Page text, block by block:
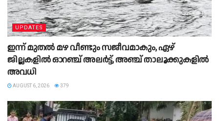
UPDATES
ഇന്ന് മുതൽ മഴ വീണ്ടും സജീവമാകും, ഏഴ്
ജില്ലകളിൽ ഓറഞ്ച് അലർട്ട്, അഞ്ച് താലൂക്കുകളിൽ
അവധി
AUGUST 6, 2026 379